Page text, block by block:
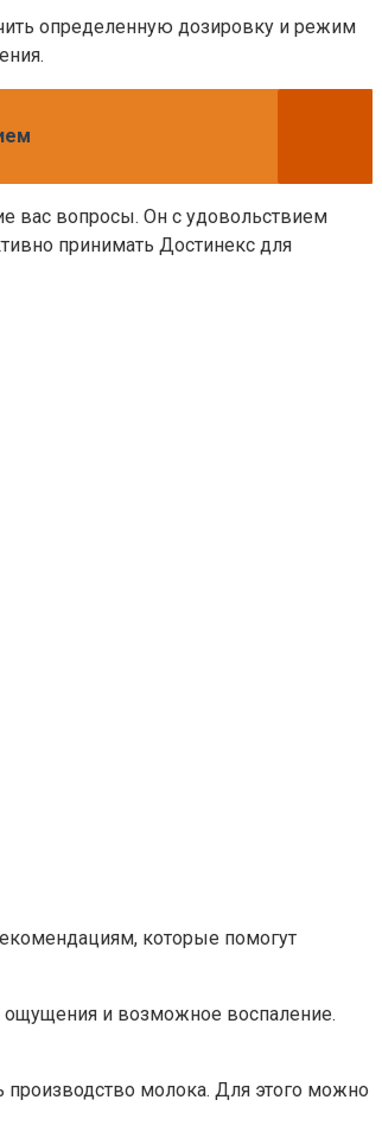
определенную дозировку и режим
вас вопросы. Он с удовольствием
принимать Достинекс для
которые помогут
ощущения и возможное воспаление.
молока. Для этого можно